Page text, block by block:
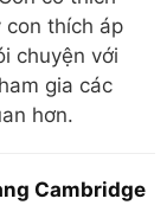
con thích áp
chuyện với
gia các
hơn.
Cambridge